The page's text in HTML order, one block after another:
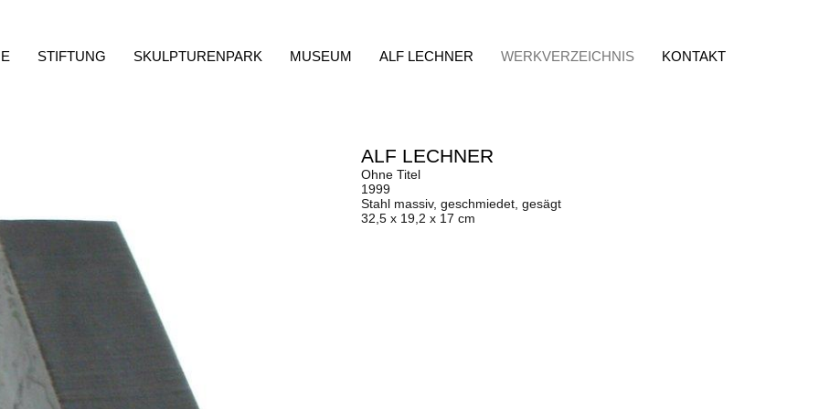
STIFTUNG SKULPTURENPARK MUSEUM ALF LECHNER WERKVERZEICHNIS KONTAKT
ALF LECHNER
Ohne Titel
1999
Stahl massiv, geschmiedet, gesägt
32,5 x 19,2 x 17 cm